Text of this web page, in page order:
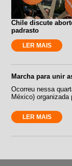
Chile discute
padrasto
LER MAIS
Marcha para unir
Ocorreu nessa
México)
LER MAIS